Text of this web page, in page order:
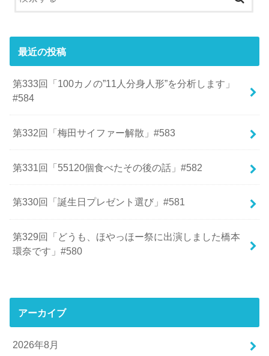
最近の投稿
第333回「100カノの”11人分身人形”を分析します」
#584
第332回「梅田サイファー解散」#583
第331回「55120個食べたその後の話」#582
第330回「誕生日プレゼント選び」#581
第329回「どうも、ほやっほー祭に出演しました橋本
環奈です」#580
アーカイブ
2026年8月